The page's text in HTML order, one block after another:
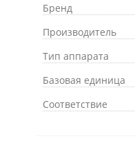
Бренд
Производитель
Тип аппарата
Базовая единица
Соответствие